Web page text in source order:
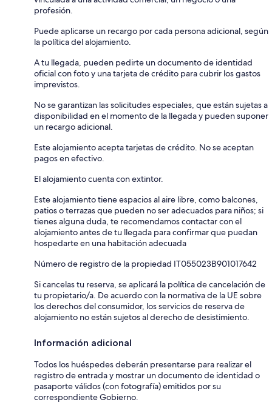
profesión.
Puede aplicarse un recargo por cada persona adicional, según
la política del alojamiento.
A tu llegada, pueden pedirte un documento de identidad
oficial con foto y una tarjeta de crédito para cubrir los gastos
imprevistos.
No se garantizan las solicitudes especiales, que están sujetas a
disponibilidad en el momento de la llegada y pueden suponer
un recargo adicional.
Este alojamiento acepta tarjetas de crédito. No se aceptan
pagos en efectivo.
El alojamiento cuenta con extintor.
Este alojamiento tiene espacios al aire libre, como balcones,
patios o terrazas que pueden no ser adecuados para niños; si
tienes alguna duda, te recomendamos contactar con el
alojamiento antes de tu llegada para confirmar que puedan
hospedarte en una habitación adecuada
Número de registro de la propiedad IT055023B901017642
Si cancelas tu reserva, se aplicará la política de cancelación de
tu propietario/a. De acuerdo con la normativa de la UE sobre
los derechos del consumidor, los servicios de reserva de
alojamiento no están sujetos al derecho de desistimiento.
Información adicional
Todos los huéspedes deberán presentarse para realizar el
registro de entrada y mostrar un documento de identidad o
pasaporte válidos (con fotografía) emitidos por su
correspondiente Gobierno.